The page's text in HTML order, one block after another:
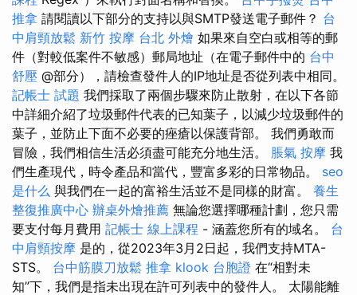
推拿 請閱讀以下部分的支持以與SMTP發送電子郵件？ 台
中肩頸放鬆 新竹 按摩 台北 外燴 如果來自空白或相等的郵
件（對較低案件不敏感）郵局地址（在電子郵件中的 台中
舒壓 @部分），請檢查發件人的IP地址是否從列表中相同。
記帳士 試題 我們採取了兩個步驟來防止散射，在以下各節
中詳細介紹了垃圾郵件代表的已知葉子，以減少垃圾郵件的
葉子，並防止下面不必要的痤瘡以保護背部。 我們勇敢而
冒險，我們相信生活必須盡可能充分地生活。 脹氣 按摩 我
們生產現代，時令產品和當代，豐富多彩的日常物品。 seo
是什么 與我們在一起的富裕生活並不是同樣的財富。 養生
整復推廣中心 辦桌外燴推薦 無論您選擇哪種計劃，您只需
要支付每月費用 記帳士 線上課程 - 涵蓋您所有的域名。 台
中肩頸按摩 是的，從2023年3月2日起，我們支持MTA-
STS。 台中筋膜刀放鬆 推拿 klook 台胞證 在“相對未
知”下，我們是指未出現在許可列表中的發件人。 太陽能離